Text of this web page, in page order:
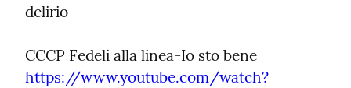
delirio
https://www.youtube.com/watch?